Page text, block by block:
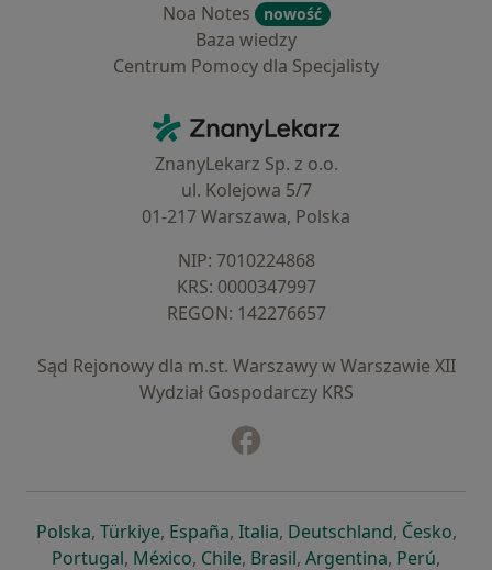
Noa Notes
nowość
Baza wiedzy
Centrum Pomocy dla Specjalisty
ZnanyLekarz - Strona główna
ZnanyLekarz Sp. z o.o.
ul. Kolejowa 5/7
01-217 Warszawa, Polska
NIP: ⁠7010224868
KRS: ⁠0000347997
REGON: ⁠142276657
Sąd Rejonowy dla m.st. Warszawy w Warszawie XII
Wydział Gospodarczy KRS
Polskaotwiera się w nowej karcie
, Türkiyeotwiera się w nowej karcie
, Españaotwiera się w nowej karcie
, Italiaotwiera się w nowej
, Deutschlandotwiera się
, Česko,
Portugalotwiera się w nowej karcie
, Méxicootwiera się w nowej karcie
, Chileotwiera się w nowej karcie
, Brasilotwiera się w nowej
, Argentinaotwiera się
, Perú,